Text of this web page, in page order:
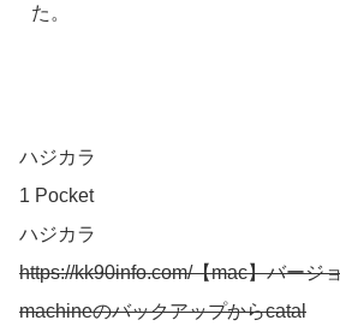
た。
ハジカラ
1 Pocket
ハジカラ
https://kk90info.com/【mac】バージ
machineのバックアップからcatal